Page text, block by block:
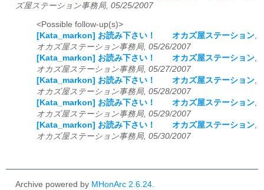
ズ屋ステーション事務局, 05/25/2007
<Possible follow-up(s)>
[Kata_markon] お読み下さい！ オカズ屋ステーション,
オカズ屋ステーション事務局, 05/26/2007
[Kata_markon] お読み下さい！ オカズ屋ステーション,
オカズ屋ステーション事務局, 05/27/2007
[Kata_markon] お読み下さい！ オカズ屋ステーション,
オカズ屋ステーション事務局, 05/28/2007
[Kata_markon] お読み下さい！ オカズ屋ステーション,
オカズ屋ステーション事務局, 05/29/2007
[Kata_markon] お読み下さい！ オカズ屋ステーション,
オカズ屋ステーション事務局, 05/30/2007
Archive powered by MHonArc 2.6.24.